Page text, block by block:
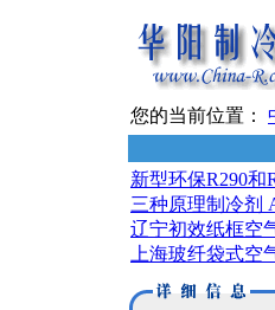
您的当前位置：
新型环保R290和
三种原理制冷剂
辽宁初效纸框空
上海玻纤袋式